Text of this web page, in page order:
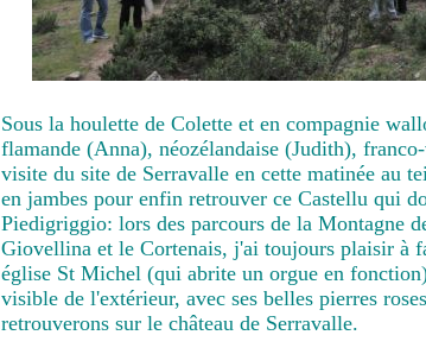
Sous la houlette de Colette et en compagnie
flamande (Anna), néozélandaise (Judith),
visite du site de Serravalle en cette matinée au
en jambes pour enfin retrouver ce Castellu qui
Piedigriggio: lors des parcours de la Montagne
Giovellina et le Cortenais, j'ai toujours plaisir à
église St Michel (qui abrite un orgue en
visible de l'extérieur, avec ses belles pierres
retrouverons sur le château de Serravalle.